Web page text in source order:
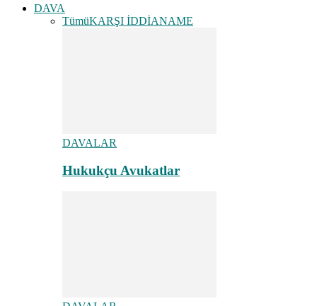
DAVA
TümüKARŞI İDDİANAME
DAVALAR
Hukukçu Avukatlar